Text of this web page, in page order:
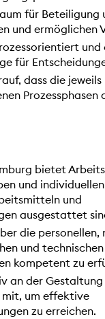
für Beteiligung
und ermöglichen
und
für
dass die
bietet
und
und
ausgestattet
die personellen,
und technischen
kompetent zu
an der Gestaltung
um effektive
zu erreichen.